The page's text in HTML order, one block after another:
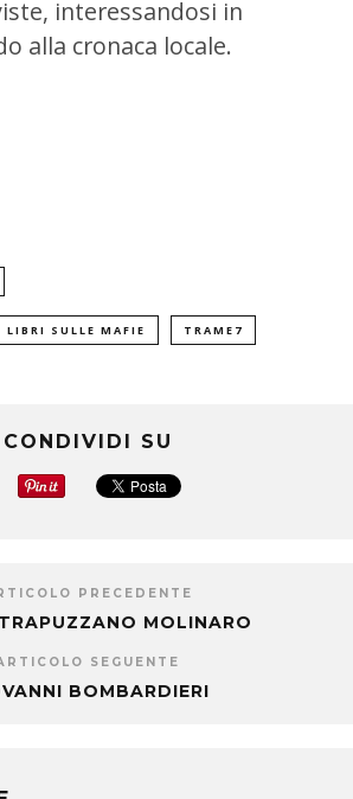
interessandosi in
alla cronaca locale.
LIBRI SULLE MAFIE TRAME7
CONDIVIDI SU
PRECEDENTE
MOLINARO
SEGUENTE
BOMBARDIERI